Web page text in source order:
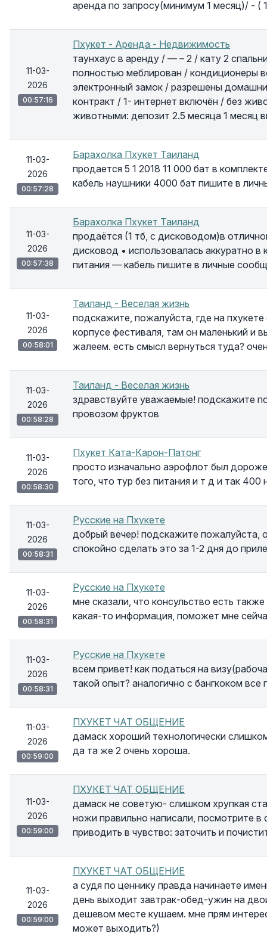
аренда по запросу(минимум 1 месяц)/ - (
11-03-
2026
00:57:16
Пхукет - Аренда - Недвижимость
таунхаус в аренду / — – 2 / кату 2
полностью меблирован / кондиционеры
электронный замок / разрешены
контракт / 1- интернет включён / без
животными: депозит 2.5 месяца 1 месяц
11-03-
2026
00:57:28
Барахолка Пхукет Таиланд
продается 5 1 2018 11 000 бат в
кабель наушники 4000 бат пишите в
11-03-
2026
00:57:38
Барахолка Пхукет Таиланд
продаётся (1 тб, с дисководом)в
дисковод • использовалась аккуратно
питания — кабель пишите в личные
11-03-
2026
00:58:01
Таиланд - Веселая жизнь
подскажите, пожалуйста, где на
корпусе фестиваля, там он маленький и
жалеем. есть смысл вернуться туда?
11-03-
2026
00:58:28
Таиланд - Веселая жизнь
здравствуйте уважаемые! подскажите
провозом фруктов
11-03-
2026
00:58:30
Пхукет Ката-Карон-Патонг
просто изначально аэрофлот был
того, что тур без питания и т д и так
11-03-
2026
00:58:31
Русские на Пхукете
добрый вечер! подскажите пожалуйста,
спокойно сделать это за 1-2 дня до
11-03-
2026
00:58:31
Русские на Пхукете
мне сказали, что консульство есть
какая-то информация, поможет мне
11-03-
2026
00:58:31
Русские на Пхукете
всем привет! как податься на
такой опыт? аналогично с бангкоком
11-03-
2026
00:59:00
ПХУКЕТ ЧАТ ОБЩЕНИЕ
дамаск хороший технологически
да та же 2 очень хороша.
11-03-
2026
00:59:00
ПХУКЕТ ЧАТ ОБЩЕНИЕ
дамаск не советую- слишком хрупкая
ножи правильно написали, посмотрите
приводить в чувство: заточить и
11-03-
2026
00:59:00
ПХУКЕТ ЧАТ ОБЩЕНИЕ
а судя по ценнику правда начинаете
день выходит завтрак-обед-ужин на
дешевом месте кушаем. мне прям
может выходить?)